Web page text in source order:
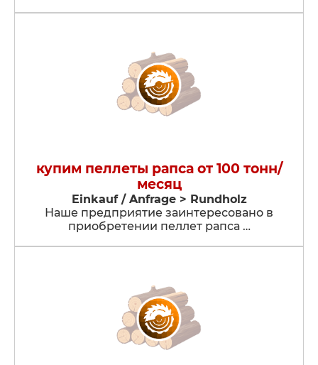
купим пеллеты рапса от 100 тонн/
месяц
Einkauf / Anfrage > Rundholz
Наше предприятие заинтересовано в
приобретении пеллет рапса …